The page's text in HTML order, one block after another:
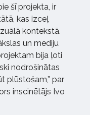
šī projekta, ir
kas izceļ
kontekstā.
un mediju
bija ļoti
nodrošinātas
plūstošam,” par
inscinētājs Ivo